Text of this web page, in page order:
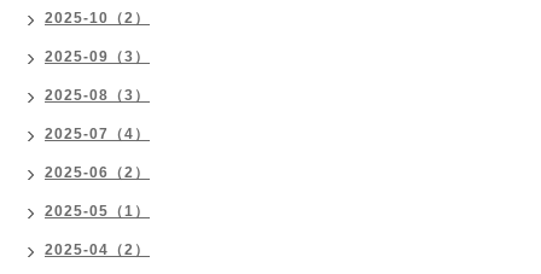
2025-10（2）
2025-09（3）
2025-08（3）
2025-07（4）
2025-06（2）
2025-05（1）
2025-04（2）